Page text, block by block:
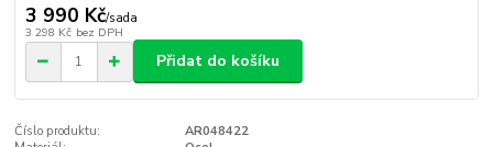
3 990 Kč/sada
3 298 Kč bez DPH
Přidat do košíku
Číslo produktu:
AR048422